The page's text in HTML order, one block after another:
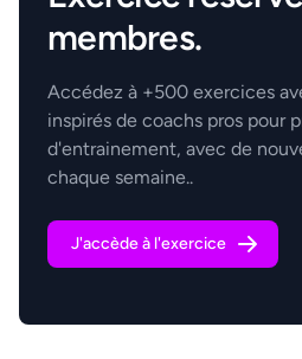
membres.
Accédez à +500 exercices
inspirés de coachs pros pour
d'entrainement, avec de
chaque semaine..
J'accède à l'exercice